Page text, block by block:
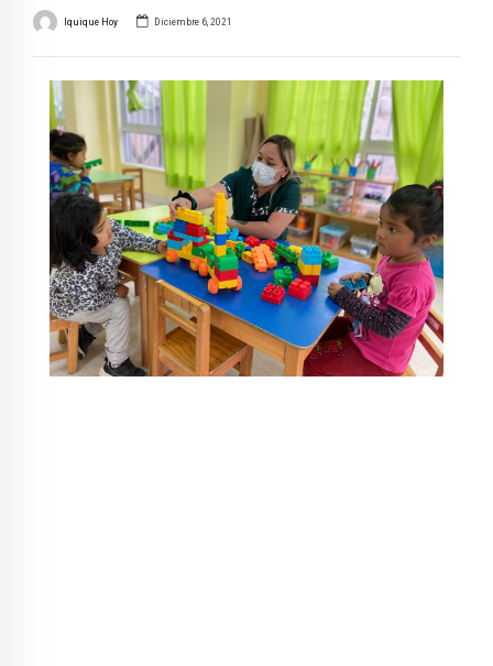
Iquique Hoy Diciembre 6, 2021